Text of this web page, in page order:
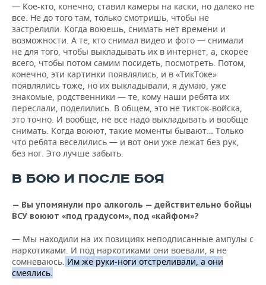
— Кое-кто, конечно, ставил камеры на каски, но далеко не
все. Не до того там, только смотришь, чтобы не
застрелили. Когда воюешь, снимать нет времени и
возможности. А те, кто снимал видео и фото — снимали
не для того, чтобы выкладывать их в интернет, а, скорее
всего, чтобы потом самим посидеть, посмотреть. Потом,
конечно, эти картинки появлялись, и в «ТикТоке»
появлялись тоже, но их выкладывали, я думаю, уже
знакомые, родственники — те, кому наши ребята их
переслали, поделились. В общем, это не тикток-войска,
это точно. И вообще, не все надо выкладывать и вообще
снимать. Когда воюют, такие моменты бывают… Только
что ребята веселились — и вот они уже лежат без рук,
без ног. Это лучше забыть.
В БОЮ И ПОСЛЕ БОЯ
— Вы упомянули про алкоголь — действительно бойцы
ВСУ воюют «под градусом», под «кайфом»?
— Мы находили на их позициях неподписанные ампулы с
наркотиками. И под наркотиками они воевали, я не
сомневаюсь. Им же руки-ноги отстреливали, а они
смеялись.